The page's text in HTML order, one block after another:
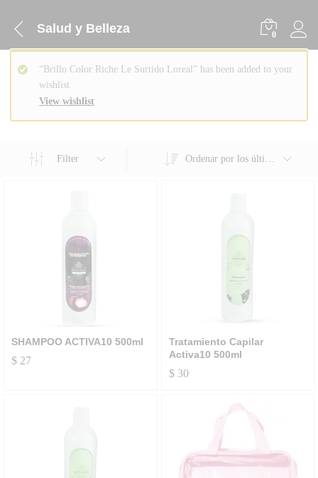
Salud y Belleza 0
View wishlist
“Brillo Color Riche Le Surtido Loreal” has been added to your
wishlist
Filter Ordenar por los últimos
SHAMPOO ACTIVA10 500ml
$ 27
Tratamiento Capilar
Activa10 500ml
$30